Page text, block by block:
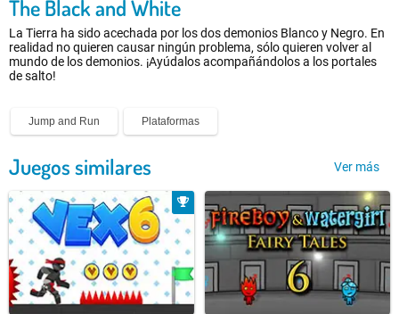
The Black and White
La Tierra ha sido acechada por los dos demonios Blanco y Negro. En
realidad no quieren causar ningún problema, sólo quieren volver al
mundo de los demonios. ¡Ayúdalos acompañándolos a los portales
de salto!
Jump and Run Plataformas
Juegos similares Ver más